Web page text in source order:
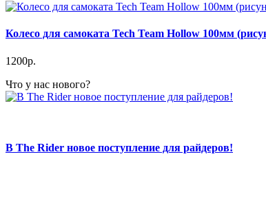
Колесо для самоката Tech Team Hollow 100мм
1200р.
Что у нас нового?
В The Rider новое поступление для райдеров!